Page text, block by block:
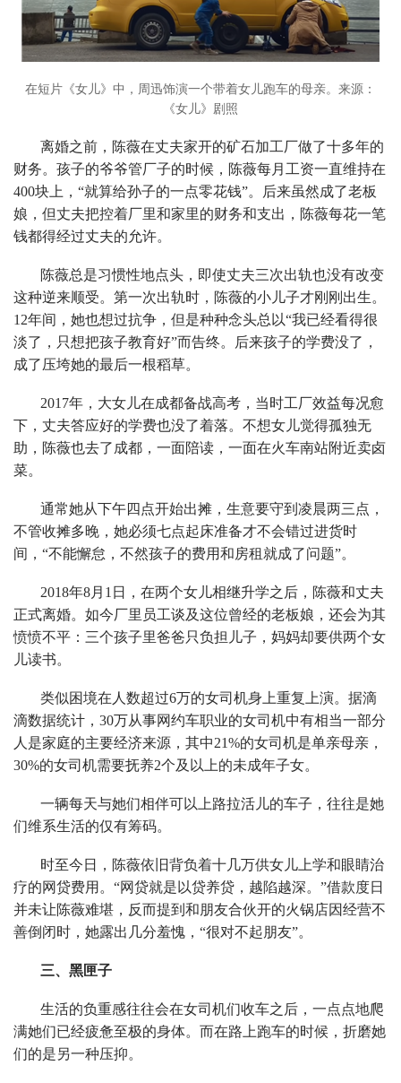
在短片《女儿》中，周迅饰演一个带着女儿跑车的母亲。来源：
《女儿》剧照
离婚之前，陈薇在丈夫家开的矿石加工厂做了十多年的
财务。孩子的爷爷管厂子的时候，陈薇每月工资一直维持在
400块上，“就算给孙子的一点零花钱”。后来虽然成了老板
娘，但丈夫把控着厂里和家里的财务和支出，陈薇每花一笔
钱都得经过丈夫的允许。
陈薇总是习惯性地点头，即使丈夫三次出轨也没有改变
这种逆来顺受。第一次出轨时，陈薇的小儿子才刚刚出生。
12年间，她也想过抗争，但是种种念头总以“我已经看得很
淡了，只想把孩子教育好”而告终。后来孩子的学费没了，
成了压垮她的最后一根稻草。
2017年，大女儿在成都备战高考，当时工厂效益每况愈
下，丈夫答应好的学费也没了着落。不想女儿觉得孤独无
助，陈薇也去了成都，一面陪读，一面在火车南站附近卖卤
菜。
通常她从下午四点开始出摊，生意要守到凌晨两三点，
不管收摊多晚，她必须七点起床准备才不会错过进货时
间，“不能懈怠，不然孩子的费用和房租就成了问题”。
2018年8月1日，在两个女儿相继升学之后，陈薇和丈夫
正式离婚。如今厂里员工谈及这位曾经的老板娘，还会为其
愤愤不平：三个孩子里爸爸只负担儿子，妈妈却要供两个女
儿读书。
类似困境在人数超过6万的女司机身上重复上演。据滴
滴数据统计，30万从事网约车职业的女司机中有相当一部分
人是家庭的主要经济来源，其中21%的女司机是单亲母亲，
30%的女司机需要抚养2个及以上的未成年子女。
一辆每天与她们相伴可以上路拉活儿的车子，往往是她
们维系生活的仅有筹码。
时至今日，陈薇依旧背负着十几万供女儿上学和眼睛治
疗的网贷费用。“网贷就是以贷养贷，越陷越深。”借款度日
并未让陈薇难堪，反而提到和朋友合伙开的火锅店因经营不
善倒闭时，她露出几分羞愧，“很对不起朋友”。
三、黑匣子
生活的负重感往往会在女司机们收车之后，一点点地爬
满她们已经疲惫至极的身体。而在路上跑车的时候，折磨她
们的是另一种压抑。